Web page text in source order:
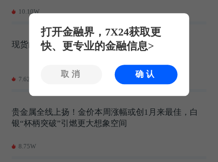
10.10W
现货白银涨幅收窄至不足4%
7.62W
贵金属全线上扬！金价本周涨幅或创1月来最佳，白
银“杯柄突破”引燃更大想象空间
8.75W
打开金融界，7X24获取更
快、更专业的金融信息>
取消 确认